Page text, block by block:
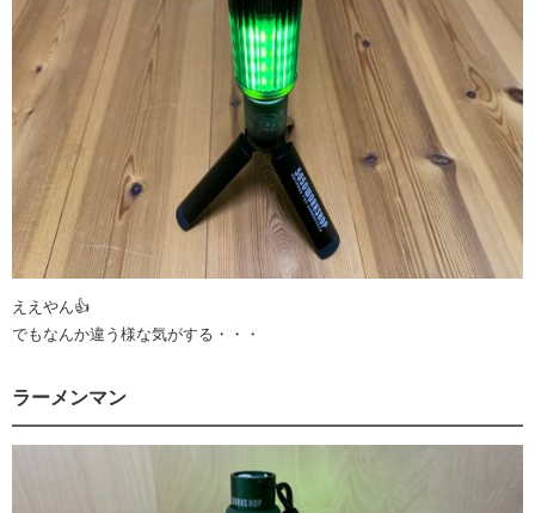
ええやん👍
でもなんか違う様な気がする・・・
ラーメンマン